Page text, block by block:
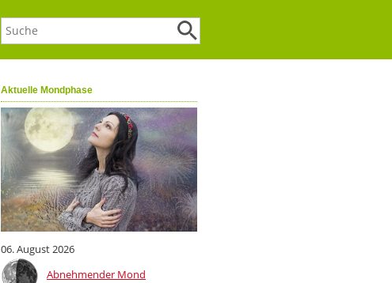
Aktuelle Mondphase
06. August 2026
Abnehmender Mond